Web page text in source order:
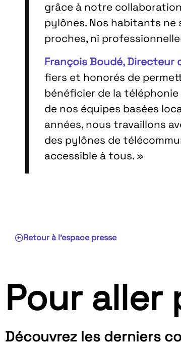
grâce à notre
pylônes. Nos habitants ne
proches, ni
François Boudé, Directeur
fiers et honorés de
bénéficier de la
de nos équipes basées
années, nous travaillons
des pylônes de
accessible à tous. »
Retour à l'espace presse
Pour aller
Découvrez les derniers